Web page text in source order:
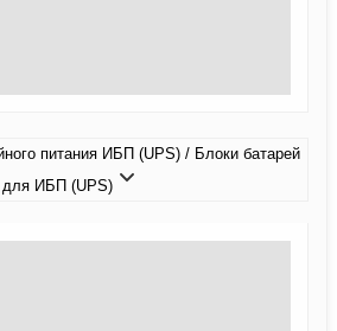
питания ИБП (UPS) / Блоки батарей
для ИБП (UPS)